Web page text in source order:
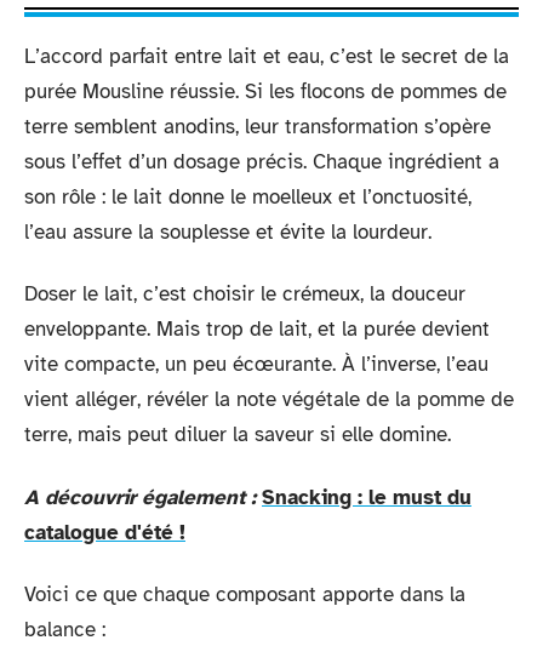
L’accord parfait entre lait et eau, c’est le secret de la
purée Mousline réussie. Si les flocons de pommes de
terre semblent anodins, leur transformation s’opère
sous l’effet d’un dosage précis. Chaque ingrédient a
son rôle : le lait donne le moelleux et l’onctuosité,
l’eau assure la souplesse et évite la lourdeur.
Doser le lait, c’est choisir le crémeux, la douceur
enveloppante. Mais trop de lait, et la purée devient
vite compacte, un peu écœurante. À l’inverse, l’eau
vient alléger, révéler la note végétale de la pomme de
terre, mais peut diluer la saveur si elle domine.
A découvrir également : Snacking : le must du
catalogue d'été !
Voici ce que chaque composant apporte dans la
balance :